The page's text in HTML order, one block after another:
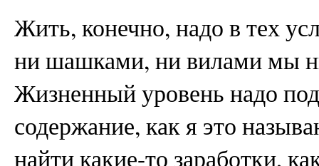
Жить, конечно, надо в тех
ни шашками, ни вилами мы
Жизненный уровень надо
содержание, как я это
найти какие-то заработки,